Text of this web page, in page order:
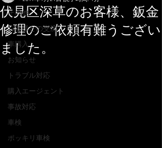
その他
お客様との交流
車購入
お知らせ
トラブル対応
購入エージェント
事故対応
車検
ポッキリ車検
伏見区深草のお客様、鈑金
修理のご依頼有難うござい
ました。